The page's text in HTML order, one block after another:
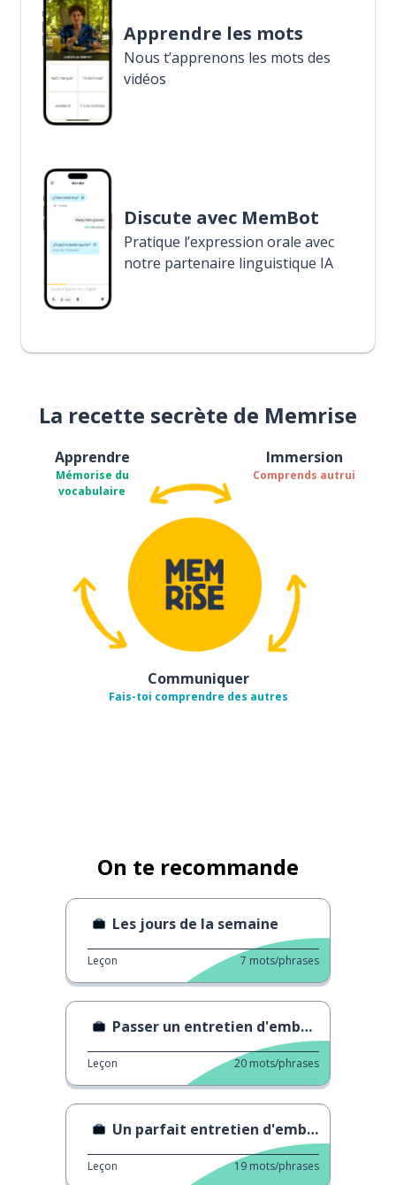
Apprendre les mots
Nous t’apprenons les mots des
vidéos
Discute avec MemBot
Pratique l’expression orale avec
notre partenaire linguistique IA
La recette secrète de Memrise
Apprendre
Mémorise du
vocabulaire
Immersion
Comprends autrui
Communiquer
Fais-toi comprendre des autres
On te recommande
Les jours de la semaine
Leçon 7 mots/phrases
Passer un entretien d'embauche
Leçon 20 mots/phrases
Un parfait entretien d'embauche
Leçon 19 mots/phrases